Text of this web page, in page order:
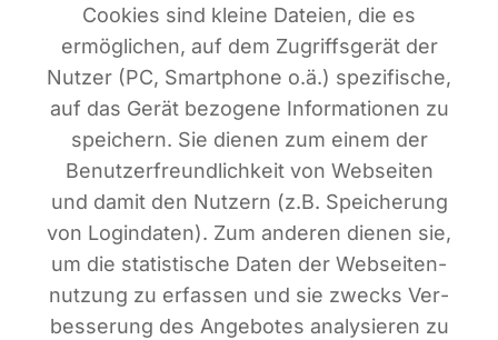
Coo­kies sind klei­ne Datei­en, die es
ermög­li­chen, auf dem Zugriffs­ge­rät der
Nut­zer (PC, Smart­phone o.ä.) spe­zi­fi­sche,
auf das Gerät bezo­ge­ne Infor­ma­tio­nen zu
spei­chern. Sie die­nen zum einem der
Benut­zer­freund­lich­keit von Web­sei­ten
und damit den Nut­zern (z.B. Spei­che­rung
von Log­in­da­ten). Zum ande­ren die­nen sie,
um die sta­tis­ti­sche Daten der Web­sei­ten­
nut­zung zu erfas­sen und sie zwecks Ver­
bes­se­rung des Ange­bo­tes ana­ly­sie­ren zu